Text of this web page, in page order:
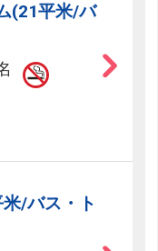
(21平米/バ
/バス・ト